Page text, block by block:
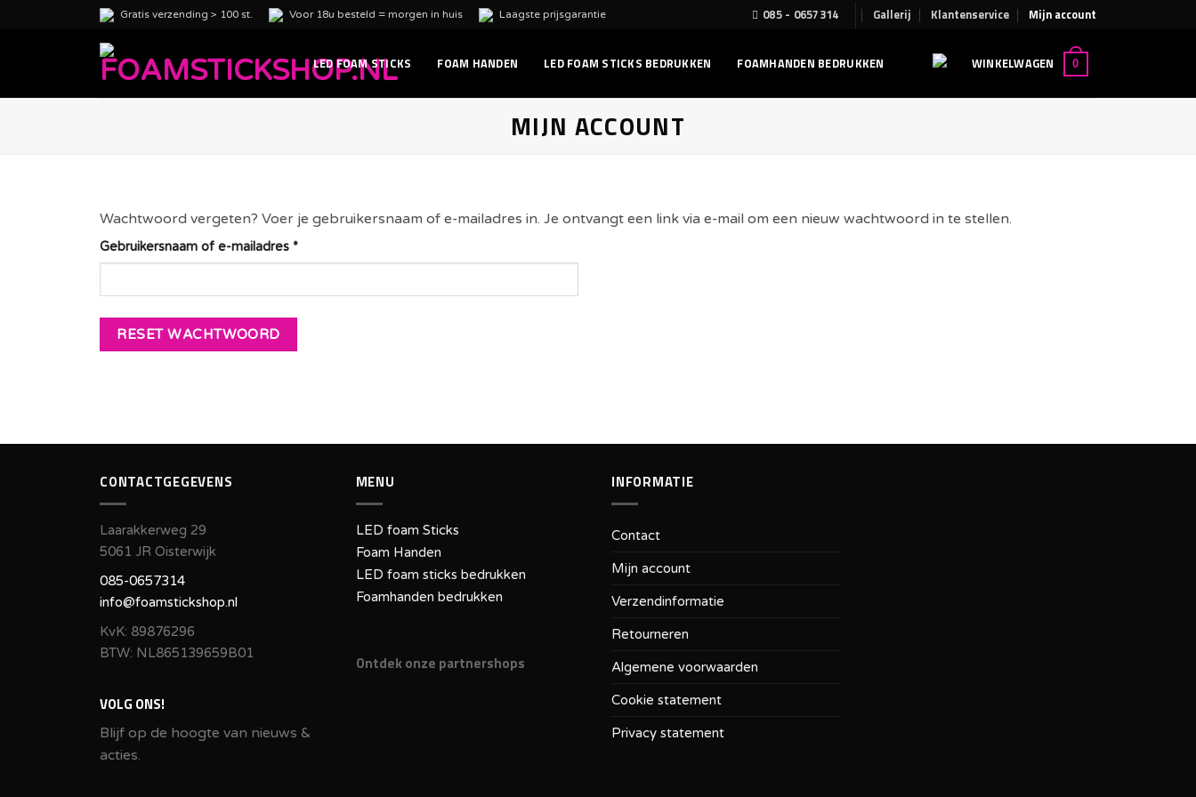
Gratis verzending > 100 st. Voor 18u besteld = morgen in huis Laagste prijsgarantie 085 - 0657314 Gallerij Klantenservice Mijn account
LED FOAM STICKS FOAM HANDEN LED FOAM STICKS BEDRUKKEN FOAMHANDEN BEDRUKKEN WINKELWAGEN 0
MIJN ACCOUNT
Wachtwoord vergeten? Voer je gebruikersnaam of e-mailadres in. Je ontvangt een link via e-mail om een nieuw wachtwoord in te stellen.
Gebruikersnaam of e-mailadres *Vereist
RESET WACHTWOORD
CONTACTGEGEVENS
Laarakkerweg 29
5061 JR Oisterwijk
085-0657314
info@foamstickshop.nl
KvK: 89876296
BTW: NL865139659B01
VOLG ONS!
Blijf op de hoogte van nieuws &
acties.
MENU
LED foam Sticks
Foam Handen
LED foam sticks bedrukken
Foamhanden bedrukken
Ontdek onze partnershops
INFORMATIE
Contact
Mijn account
Verzendinformatie
Retourneren
Algemene voorwaarden
Cookie statement
Privacy statement